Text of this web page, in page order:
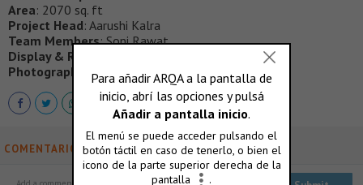
Area: 2070 sq. ft
Project Head: Aarushi Kalra
Team Members: Soni Rawat
Display & Refrigeration
Photographer : Vibhor Yadav
COMENTARIOS